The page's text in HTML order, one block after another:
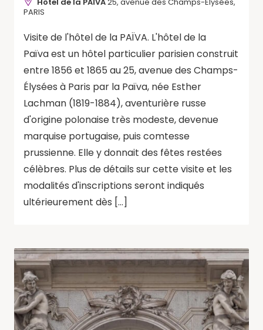
PARIS
Visite de l'hôtel de la PAÏVA. L'hôtel de la
Païva est un hôtel particulier parisien construit
entre 1856 et 1865 au 25, avenue des Champs-
Élysées à Paris par la Païva, née Esther
Lachman (1819-1884), aventurière russe
d'origine polonaise très modeste, devenue
marquise portugaise, puis comtesse
prussienne. Elle y donnait des fêtes restées
célèbres. Plus de détails sur cette visite et les
modalités d'inscriptions seront indiqués
ultérieurement dès […]